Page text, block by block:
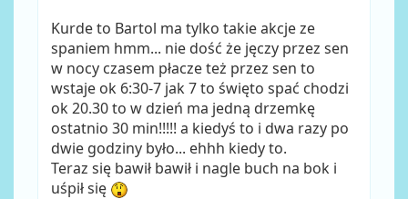
Kurde to Bartol ma tylko takie akcje ze
spaniem hmm... nie dość że jęczy przez sen
w nocy czasem płacze też przez sen to
wstaje ok 6:30-7 jak 7 to święto spać chodzi
ok 20.30 to w dzień ma jedną drzemkę
ostatnio 30 min!!!!! a kiedyś to i dwa razy po
dwie godziny było... ehhh kiedy to.
Teraz się bawił bawił i nagle buch na bok i
uśpił się